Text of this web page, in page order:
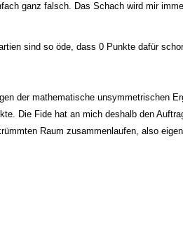
ganz falsch. Das Schach wird mir
sind so öde, dass 0 Punkte dafür
der mathematische unsymmetrischen
Die Fide hat an mich deshalb den
Raum zusammenlaufen, also